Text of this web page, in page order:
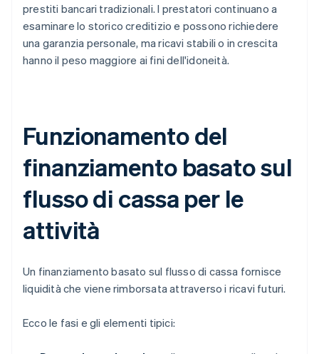
prestiti bancari tradizionali. I prestatori continuano a
esaminare lo storico creditizio e possono richiedere
una garanzia personale, ma ricavi stabili o in crescita
hanno il peso maggiore ai fini dell'idoneità.
Funzionamento del
finanziamento basato sul
flusso di cassa per le
attività
Un finanziamento basato sul flusso di cassa fornisce
liquidità che viene rimborsata attraverso i ricavi futuri.
Ecco le fasi e gli elementi tipici: